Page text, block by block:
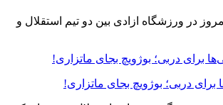
در ورزشگاه ازادی بین دو تیم استقلال و
برای دربی؛ بوژویچ بجای ماتزاری!